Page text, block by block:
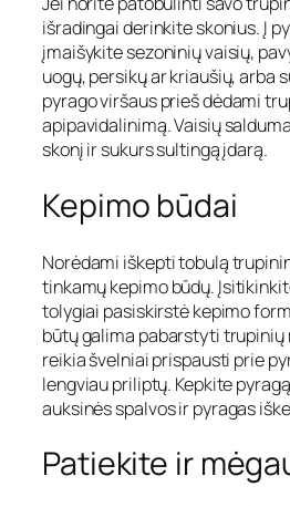
išradingai derinkite skonius. Į
įmaišykite sezoninių vaisių,
uogų, persikų ar kriaušių, arba
pyrago viršaus prieš dėdami
apipavidalinimą. Vaisių
skonį ir sukurs sultingą įdarą.
Kepimo būdai
Norėdami iškepti tobulą
tinkamų kepimo būdų.
tolygiai pasiskirstė kepimo
būtų galima pabarstyti trupinių
reikia švelniai prispausti prie
lengviau priliptų. Kepkite
auksinės spalvos ir pyragas
Patiekite ir